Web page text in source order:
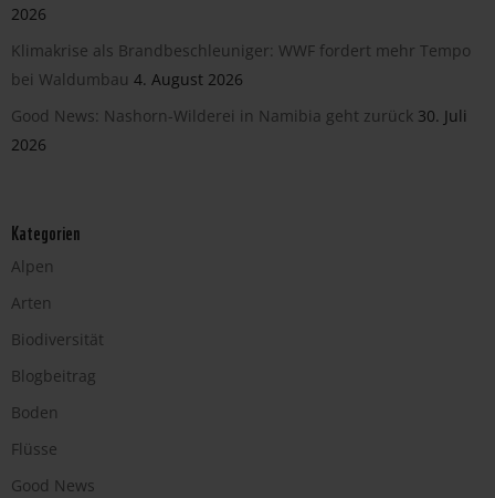
2026
Klimakrise als Brandbeschleuniger: WWF fordert mehr Tempo
bei Waldumbau 4. August 2026
Good News: Nashorn-Wilderei in Namibia geht zurück 30. Juli
2026
Kategorien
Alpen
Arten
Biodiversität
Blogbeitrag
Boden
Flüsse
Good News